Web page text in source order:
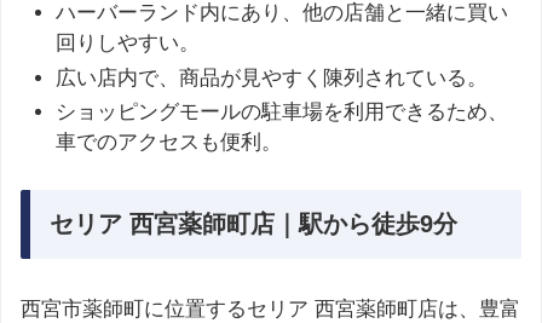
ハーバーランド内にあり、他の店舗と一緒に買い
回りしやすい。
広い店内で、商品が見やすく陳列されている。
ショッピングモールの駐車場を利用できるため、
車でのアクセスも便利。
セリア 西宮薬師町店｜駅から徒歩9分
西宮市薬師町に位置するセリア 西宮薬師町店は、豊富